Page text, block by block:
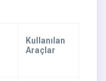
Kullanılan
Araçlar